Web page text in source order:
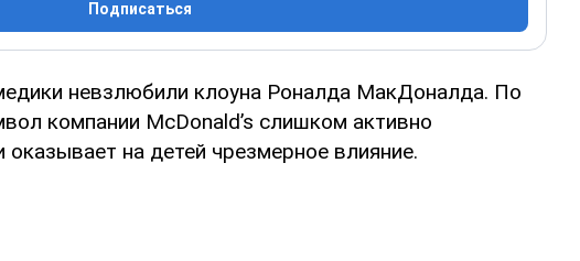
Подписаться
невзлюбили клоуна Роналда МакДоналда. По
компании McDonald’s слишком активно
на детей чрезмерное влияние.